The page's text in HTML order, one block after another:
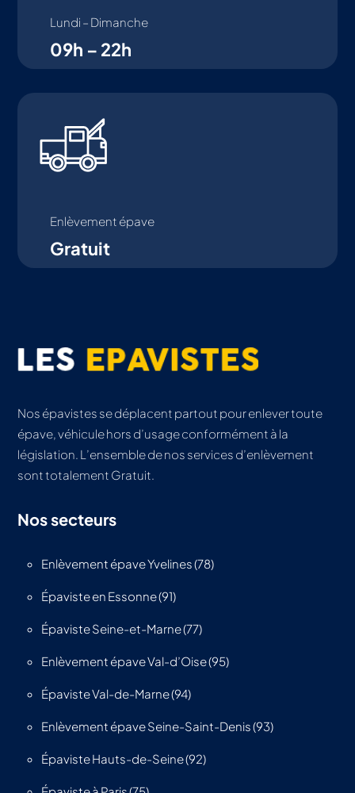
Lundi – Dimanche
09h – 22h
Enlèvement épave
Gratuit
Nos épavistes se déplacent partout pour enlever toute
épave, véhicule hors d’usage conformément à la
législation. L’ensemble de nos services d’enlèvement
sont totalement Gratuit.
Nos secteurs
Enlèvement épave Yvelines (78)
Épaviste en Essonne (91)
Épaviste Seine-et-Marne (77)
Enlèvement épave Val-d’Oise (95)
Épaviste Val-de-Marne (94)
Enlèvement épave Seine-Saint-Denis (93)
Épaviste Hauts-de-Seine (92)